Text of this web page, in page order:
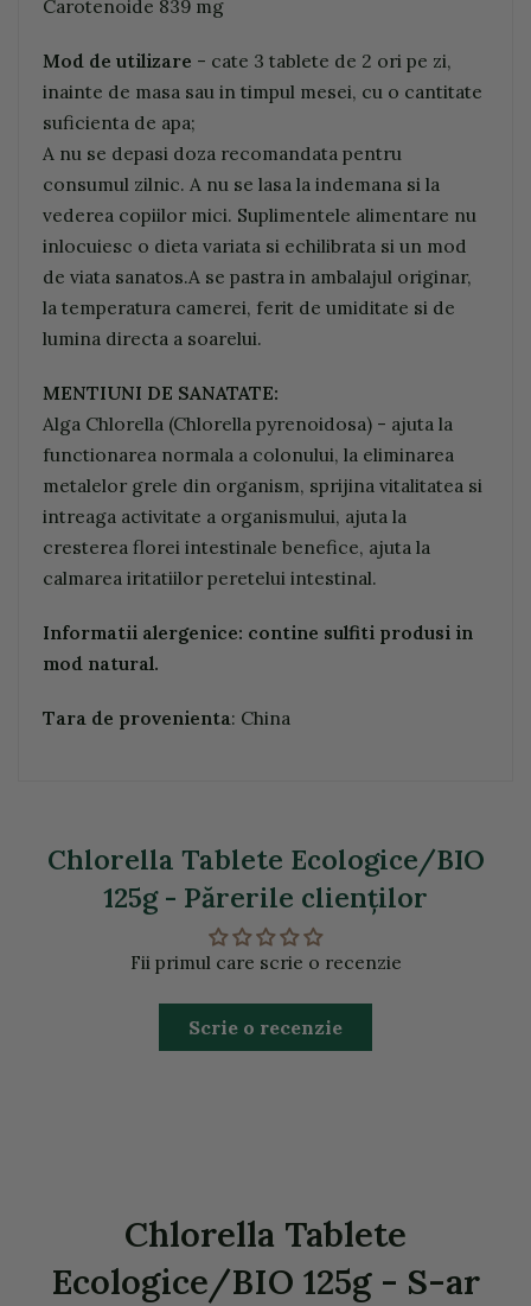
Carotenoide 839 mg
Mod de utilizare - cate 3 tablete de 2 ori pe zi,
inainte de masa sau in timpul mesei, cu o cantitate
suficienta de apa;
A nu se depasi doza recomandata pentru
consumul zilnic. A nu se lasa la indemana si la
vederea copiilor mici. Suplimentele alimentare nu
inlocuiesc o dieta variata si echilibrata si un mod
de viata sanatos.A se pastra in ambalajul originar,
la temperatura camerei, ferit de umiditate si de
lumina directa a soarelui.
MENTIUNI DE SANATATE:
Alga Chlorella (Chlorella pyrenoidosa) - ajuta la
functionarea normala a colonului, la eliminarea
metalelor grele din organism, sprijina vitalitatea si
intreaga activitate a organismului, ajuta la
cresterea florei intestinale benefice, ajuta la
calmarea iritatiilor peretelui intestinal.
Informatii alergenice: contine sulfiti produsi in
mod natural.
Tara de provenienta: China
Chlorella Tablete Ecologice/BIO
125g - Părerile clienţilor
Fii primul care scrie o recenzie
Scrie o recenzie
Chlorella Tablete
Ecologice/BIO 125g - S-ar